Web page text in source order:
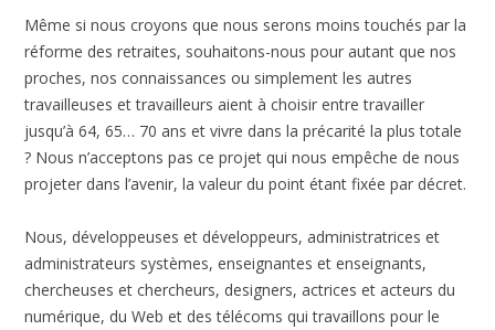
Même si nous croyons que nous serons moins touchés par la
réforme des retraites, souhaitons-nous pour autant que nos
proches, nos connaissances ou simplement les autres
travailleuses et travailleurs aient à choisir entre travailler
jusqu’à 64, 65… 70 ans et vivre dans la précarité la plus totale
? Nous n’acceptons pas ce projet qui nous empêche de nous
projeter dans l’avenir, la valeur du point étant fixée par décret.
Nous, développeuses et développeurs, administratrices et
administrateurs systèmes, enseignantes et enseignants,
chercheuses et chercheurs, designers, actrices et acteurs du
numérique, du Web et des télécoms qui travaillons pour le